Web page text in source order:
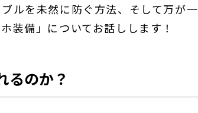
ルを未然に防ぐ方法、そして万が一
装備」についてお話しします！
るのか？